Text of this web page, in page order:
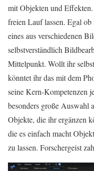
mit Objekten und
freien Lauf lassen. Egal
eines aus verschiedenen
selbstverständlich
Mittelpunkt. Wollt ihr
könntet ihr das mit dem
seine Kern-Kompetenzen
besonders große Auswahl
Objekte, die ihr ergänzen
die es einfach macht
zu lassen. Forschergeist